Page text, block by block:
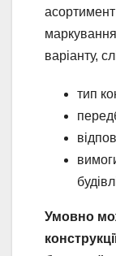
асортимент
варіанту,
тип
Умовно